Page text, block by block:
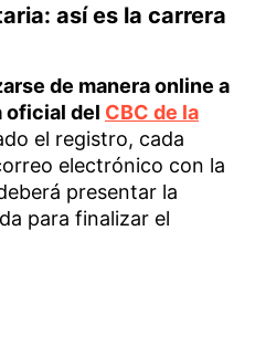
así es la carrera
de manera online a
oficial del CBC de la
el registro, cada
electrónico con la
presentar la
para finalizar el